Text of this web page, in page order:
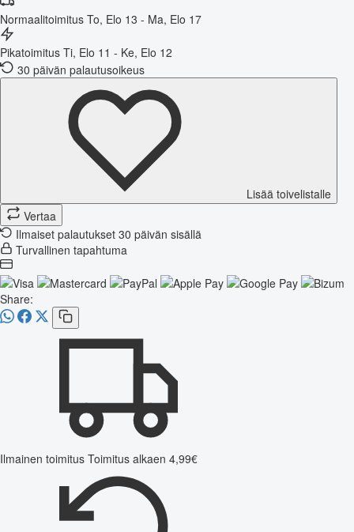
Normaalitoimitus To, Elo 13 - Ma, Elo 17
Pikatoimitus Ti, Elo 11 - Ke, Elo 12
30 päivän palautusoikeus
Lisää toivelistalle
Vertaa
Ilmaiset palautukset 30 päivän sisällä
Turvallinen tapahtuma
Share:
Ilmainen toimitus Toimitus alkaen 4,99€